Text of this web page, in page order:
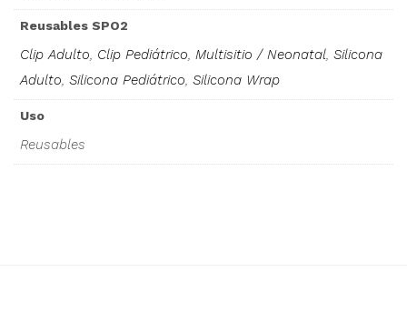
Reusables SPO2
Clip Adulto, Clip Pediátrico, Multisitio / Neonatal, Silicona
Adulto, Silicona Pediátrico, Silicona Wrap
Uso
Reusables